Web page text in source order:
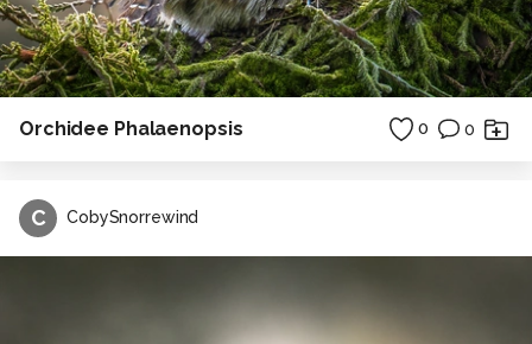
Orchidee Phalaenopsis 0 0
C CobySnorrewind